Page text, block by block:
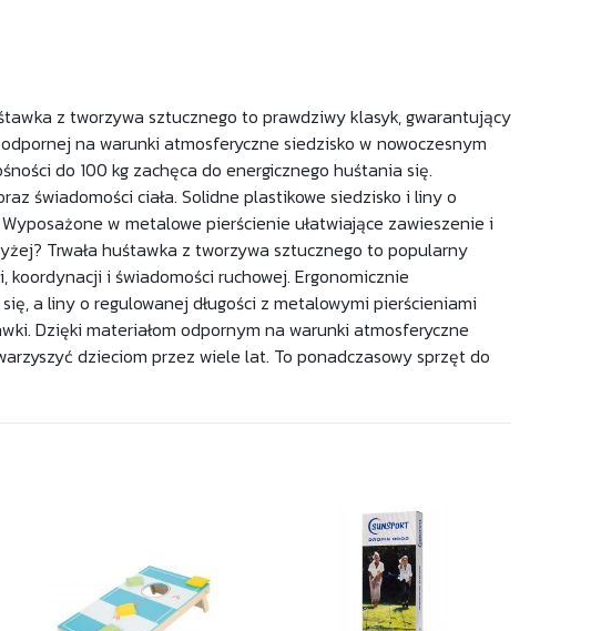
z tworzywa sztucznego to prawdziwy klasyk, gwarantujący
na warunki atmosferyczne siedzisko w nowoczesnym
do 100 kg zachęca do energicznego huśtania się.
świadomości ciała. Solidne plastikowe siedzisko i liny o
w metalowe pierścienie ułatwiające zawieszenie i
Trwała huśtawka z tworzywa sztucznego to popularny
i świadomości ruchowej. Ergonomicznie
a liny o regulowanej długości z metalowymi pierścieniami
Dzięki materiałom odpornym na warunki atmosferyczne
dzieciom przez wiele lat. To ponadczasowy sprzęt do